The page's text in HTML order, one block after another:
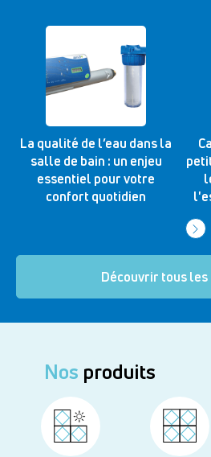
La qualité de l’eau dans la
salle de bain : un enjeu
essentiel pour votre
confort quotidien
Découvrir tous
Nos produits